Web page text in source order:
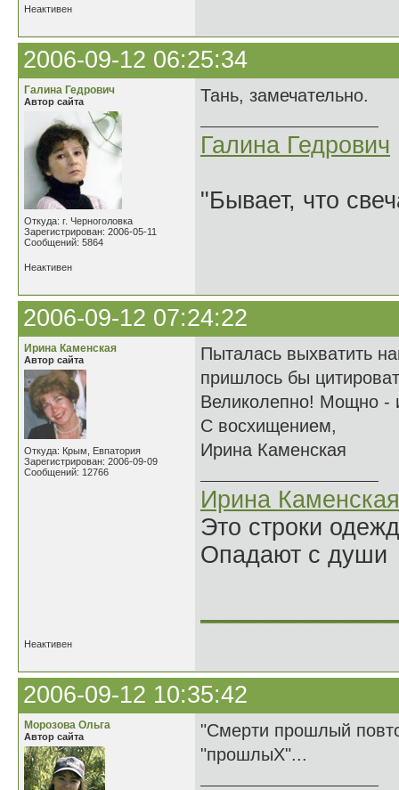
Неактивен
2006-09-12 06:25:34
Галина Гедрович
Автор сайта
Откуда: г. Черноголовка
Зарегистрирован: 2006-05-11
Сообщений: 5864
Тань, замечательно.
Галина Гедрович
"Бывает, что
Неактивен
2006-09-12 07:24:22
Ирина Каменская
Автор сайта
Откуда: Крым, Евпатория
Зарегистрирован: 2006-09-09
Сообщений: 12766
Пыталась выхватить
пришлось бы
Великолепно! Мощно -
С восхищением,
Ирина Каменская
Ирина Каменская
Это строки
Опадают с души
Неактивен
2006-09-12 10:35:42
Морозова Ольга
Автор сайта
"Смерти прошлый
"прошлыХ"...